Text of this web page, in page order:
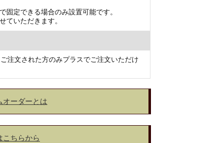
定できる場合のみ設置可能です。
ていただきます。
注文された方のみプラスでご注文いただけ
オーダーとは
こちらから